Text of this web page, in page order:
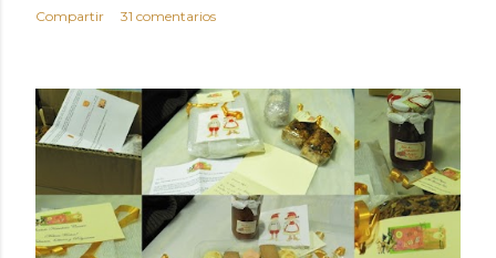
Compartir 31 comentarios